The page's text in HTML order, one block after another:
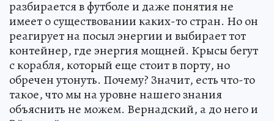
разбирается в футболе и даже понятия не
имеет о существовании каких-то стран. Но он
реагирует на посыл энергии и выбирает тот
контейнер, где энергия мощней. Крысы бегут
с корабля, который еще стоит в порту, но
обречен утонуть. Почему? Значит, есть что-то
такое, что мы на уровне нашего знания
объяснить не можем. Вернадский, а до него и